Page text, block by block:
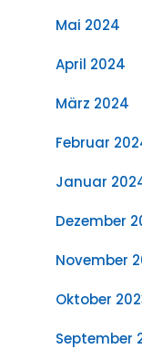
Mai 2024
April 2024
März 2024
Februar
Januar
Dezember
November
Oktober
September